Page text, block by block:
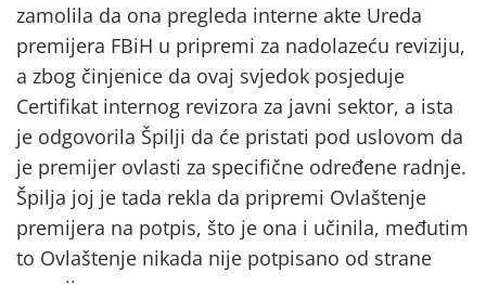
zamolila da ona pregleda interne akte Ureda
premijera FBiH u pripremi za nadolazeću reviziju,
a zbog činjenice da ovaj svjedok posjeduje
Certifikat internog revizora za javni sektor, a ista
je odgovorila Špilji da će pristati pod uslovom da
je premijer ovlasti za specifične određene radnje.
Špilja joj je tada rekla da pripremi Ovlaštenje
premijera na potpis, što je ona i učinila, međutim
to Ovlaštenje nikada nije potpisano od strane